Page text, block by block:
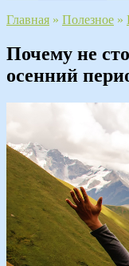
Главная » Полезное »
Почему не
осенний